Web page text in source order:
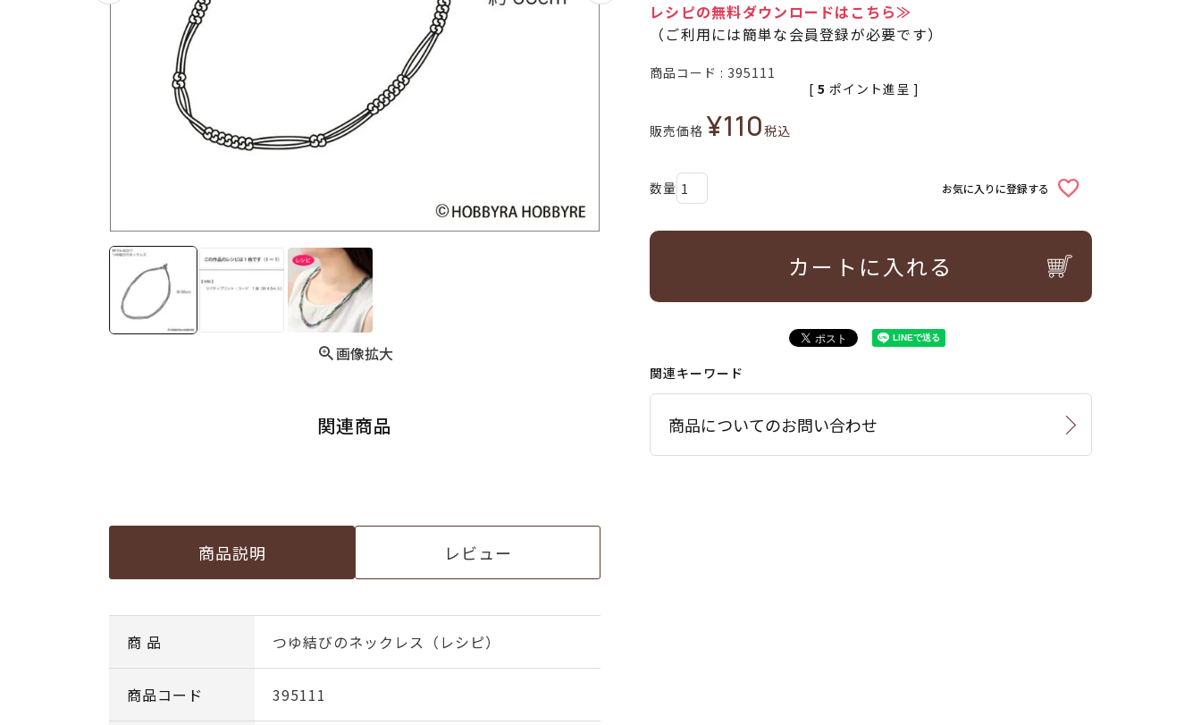
画像拡大
関連商品
商品説明 レビュー
商 品 つゆ結びのネックレス（レシピ）
商品コード 395111
レシピの無料ダウンロードはこちら≫
（ご利用には簡単な会員登録が必要です）
商品コード 395111
販売価格 ¥110税込
[ 5 ポイント進呈 ]
お気に入りに登録する
カートに入れる
関連キーワード
商品についてのお問い合わせ